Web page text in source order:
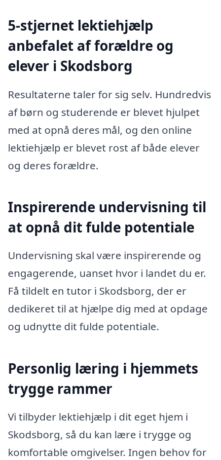
5-stjernet lektiehjælp
anbefalet af forældre og
elever i Skodsborg
Resultaterne taler for sig selv. Hundredvis
af børn og studerende er blevet hjulpet
med at opnå deres mål, og den online
lektiehjælp er blevet rost af både elever
og deres forældre.
Inspirerende undervisning til
at opnå dit fulde potentiale
Undervisning skal være inspirerende og
engagerende, uanset hvor i landet du er.
Få tildelt en tutor i Skodsborg, der er
dedikeret til at hjælpe dig med at opdage
og udnytte dit fulde potentiale.
Personlig læring i hjemmets
trygge rammer
Vi tilbyder lektiehjælp i dit eget hjem i
Skodsborg, så du kan lære i trygge og
komfortable omgivelser. Ingen behov for